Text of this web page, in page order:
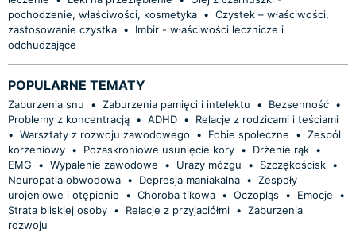
pochodzenie, właściwości, kosmetyka • Czystek – właściwości,
zastosowanie czystka •
Imbir - właściwości lecznicze i
odchudzające
POPULARNE TEMATY
Zaburzenia snu • Zaburzenia pamięci i intelektu • Bezsenność •
Problemy z koncentracją • ADHD •
Relacje z rodzicami i teściami
• Warsztaty z rozwoju zawodowego • Fobie społeczne • Zespół
korzeniowy • Pozaskroniowe usunięcie kory • Drżenie rąk •
EMG
• Wypalenie zawodowe • Urazy mózgu • Szczękościsk •
Neuropatia obwodowa • Depresja maniakalna • Zespoły
urojeniowe i otępienie
• Choroba tikowa • Oczopląs • Emocje
•
Strata bliskiej osoby • Relacje z przyjaciółmi • Zaburzenia
rozwoju